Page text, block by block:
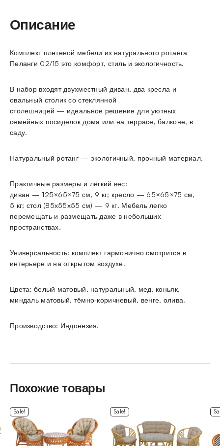
Описание
Комплект плетеной мебели из натурального ротанга
Пеланги 02/15 это комфорт, стиль и экологичность.
В набор входят двухместный диван, два кресла и
овальный столик со стеклянной
столешницей — идеальное решение для уютных
семейных посиделок дома или на террасе, балконе, в
саду.
Натуральный ротанг — экологичный, прочный материал.
Практичные размеры и лёгкий вес:
диван — 125×65×75 см, 9 кг; кресло — 65×65×75 см,
5 кг; стол (85х55х55 см) — 9 кг. Мебель легко
перемещать и размещать даже в небольших
пространствах.
Универсальность: комплект гармонично смотрится в
интерьере и на открытом воздухе.
Цвета: белый матовый, натуральный, мед, коньяк,
миндаль матовый, тёмно‑коричневый, венге, олива.
Производство: Индонезия.
Похожие товары
Sale! Sale!